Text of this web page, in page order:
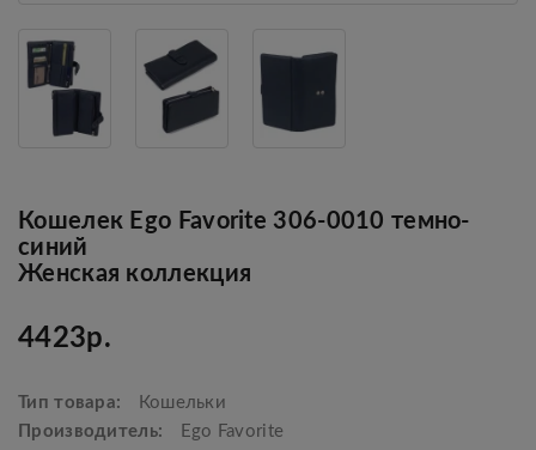
Кошелек Ego Favorite 306-0010 темно-
синий
Женская коллекция
4423р.
Тип товара:
Кошельки
Производитель:
Ego Favorite